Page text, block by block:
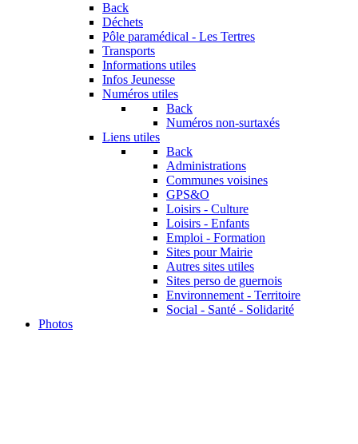
Back
Déchets
Pôle paramédical - Les Tertres
Transports
Informations utiles
Infos Jeunesse
Numéros utiles
Back
Numéros non-surtaxés
Liens utiles
Back
Administrations
Communes voisines
GPS&O
Loisirs - Culture
Loisirs - Enfants
Emploi - Formation
Sites pour Mairie
Autres sites utiles
Sites perso de guernois
Environnement - Territoire
Social - Santé - Solidarité
Photos